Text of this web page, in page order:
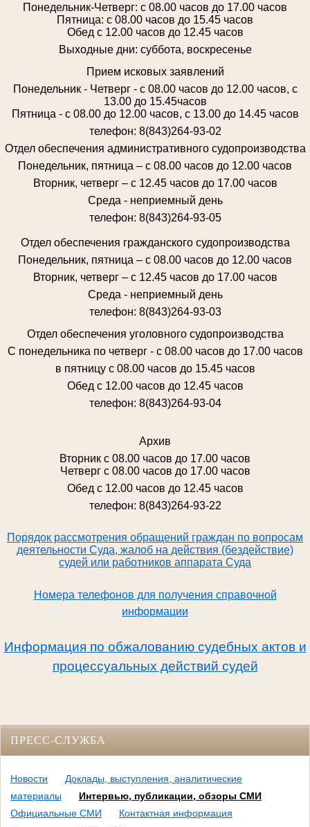
Понедельник-Четверг: с 08.00 часов до 17.00 часов
Пятница: с 08.00 часов до 15.45 часов
Обед с 12.00 часов до 12.45 часов
Выходные дни: суббота, воскресенье
Прием исковых заявлений
Понедельник - Четверг - с 08.00 часов до 12.00 часов, с
13.00 до 15.45часов
Пятница - с 08.00 до 12.00 часов, с 13.00 до 14.45 часов
телефон: 8(843)264-93-02
Отдел обеспечения административного судопроизводства
Понедельник, пятница – с 08.00 часов до 12.00 часов
Вторник, четверг – с 12.45 часов до 17.00 часов
Среда - неприемный день
телефон: 8(843)264-93-05
Отдел обеспечения гражданского судопроизводства
Понедельник, пятница – с 08.00 часов до 12.00 часов
Вторник, четверг – с 12.45 часов до 17.00 часов
Среда - неприемный день
телефон: 8(843)264-93-03
Отдел обеспечения уголовного судопроизводства
С понедельника по четверг - с 08.00 часов до 17.00 часов
в пятницу с 08.00 часов до 15.45 часов
Обед с 12.00 часов до 12.45 часов
телефон: 8(843)264-93-04
Архив
Вторник с 08.00 часов до 17.00 часов
Четверг с 08.00 часов до 17.00 часов
Обед с 12.00 часов до 12.45 часов
телефон: 8(843)264-93-22
Порядок рассмотрения обращений граждан по вопросам
деятельности Суда, жалоб на действия (бездействие)
судей или работников аппарата Суда
Номера телефонов для получения справочной
информации
Информация по обжалованию судебных актов и
процессуальных действий судей
ПРЕСС-СЛУЖБА
Новости
Доклады, выступления, аналитические
материалы
Интервью, публикации, обзоры СМИ
Официальные СМИ
Контактная информация